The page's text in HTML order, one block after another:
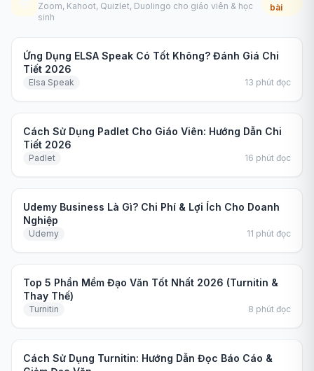
Zoom, Kahoot, Quizlet, Duolingo cho giáo viên & học
sinh
bài
Hướng dẫn
Ứng Dụng ELSA Speak Có Tốt Không? Đánh Giá Chi
Tiết 2026
Elsa Speak 13 phút đọc
Hướng dẫn
Cách Sử Dụng Padlet Cho Giáo Viên: Hướng Dẫn Chi
Tiết 2026
Padlet 16 phút đọc
Hướng dẫn
Udemy Business Là Gì? Chi Phí & Lợi Ích Cho Doanh
Nghiệp
Udemy 11 phút đọc
So sánh
Top 5 Phần Mềm Đạo Văn Tốt Nhất 2026 (Turnitin &
Thay Thế)
Turnitin 8 phút đọc
Hướng dẫn
Cách Sử Dụng Turnitin: Hướng Dẫn Đọc Báo Cáo &